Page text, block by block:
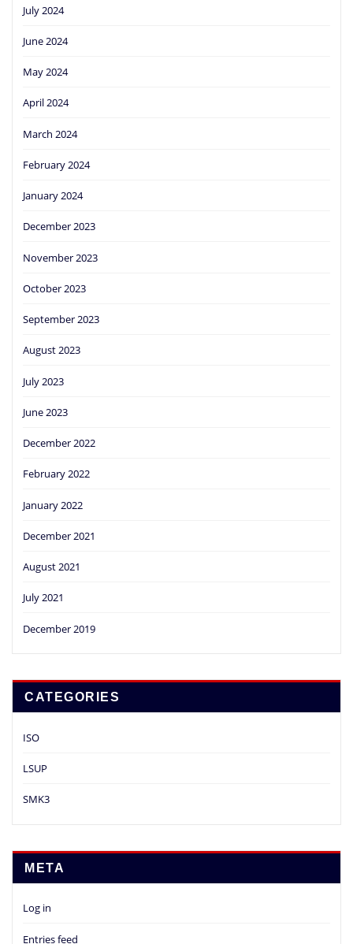
July 2024
June 2024
May 2024
April 2024
March 2024
February 2024
January 2024
December 2023
November 2023
October 2023
September 2023
August 2023
July 2023
June 2023
December 2022
February 2022
January 2022
December 2021
August 2021
July 2021
December 2019
CATEGORIES
ISO
LSUP
SMK3
META
Log in
Entries feed